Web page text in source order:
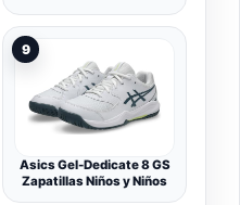
9
Asics Gel-Dedicate 8 GS
Zapatillas Niños y Niños